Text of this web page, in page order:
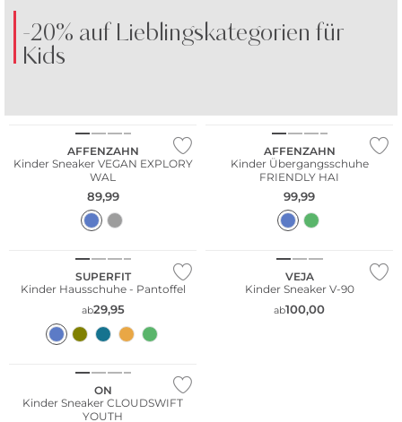
-20% auf Lieblingskategorien für
Kids
AFFENZAHN
Kinder Sneaker VEGAN EXPLORY
WAL
89,99
AFFENZAHN
Kinder Übergangsschuhe
FRIENDLY HAI
99,99
SUPERFIT
Kinder Hausschuhe - Pantoffel
ab29,95
VEJA
Kinder Sneaker V-90
ab100,00
ON
Kinder Sneaker CLOUDSWIFT
YOUTH